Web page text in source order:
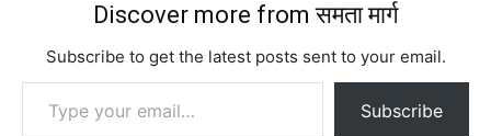
Discover more from समता मार्ग
Subscribe to get the latest posts sent to your email.
Type your email…
Subscribe